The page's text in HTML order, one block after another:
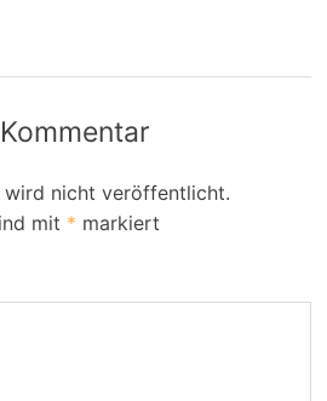
wird nicht veröffentlicht.
mit * markiert